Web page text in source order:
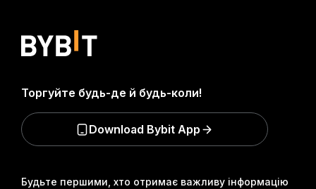
Будьте першими, хто отримає важливу інформацію
Торгуйте будь-де й будь-коли!
Download Bybit App